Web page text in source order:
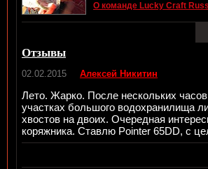
О команде Lucky Craft
Отзывы
02.02.2015 Алексей Никитин
Лето. Жарко. После нескольких
участках большого водохранилища
хвостов на двоих. Очередная
коряжника. Ставлю Pointer 65DD, с